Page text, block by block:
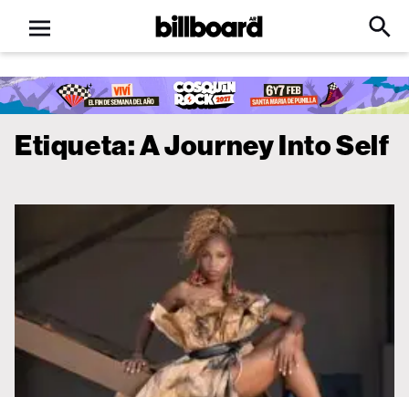
Open
menu
Billboard
Click
Input
Etiqueta:A Journey Into Self